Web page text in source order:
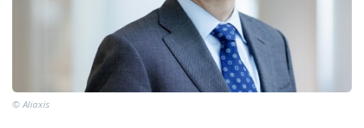
© Aliaxis